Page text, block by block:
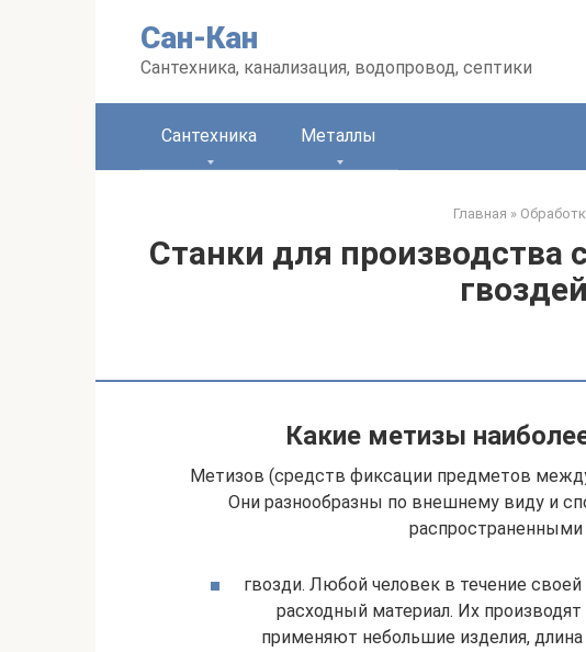
Сан-Кан
Сантехника, канализация, водопровод, септики
Сантехника Металлы
Главная »
Станки для производства
гвоздей
Какие метизы
Метизов (средств фиксации предметов
Они разнообразны по внешнему виду и
распространенными
гвозди. Любой человек в течение
расходный материал. Их
применяют небольшие изделия,